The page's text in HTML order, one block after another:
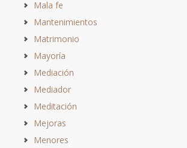
Mala fe
Mantenimientos
Matrimonio
Mayoría
Mediación
Mediador
Meditación
Mejoras
Menores